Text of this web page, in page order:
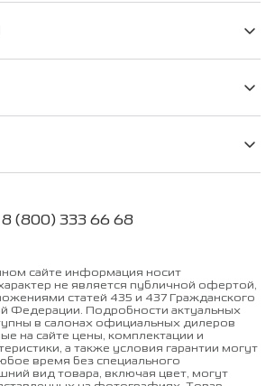
8 (800) 333 66 68
сайте информация носит
не является публичной офертой,
статей 435 и 437 Гражданского
Федерации. Подробности актуальных
в салонах официальных дилеров
на сайте цены, комплектации и
а также условия гарантии могут
время без специального
вид товара, включая цвет, могут